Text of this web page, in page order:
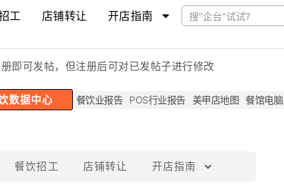
工 店铺转让 开店指南
即可发帖，但注册后可对已发帖子进行修改
数据中心 餐饮业报告 POS行业报告 美甲店地图 餐馆电脑
餐饮招工 店铺转让 开店指南